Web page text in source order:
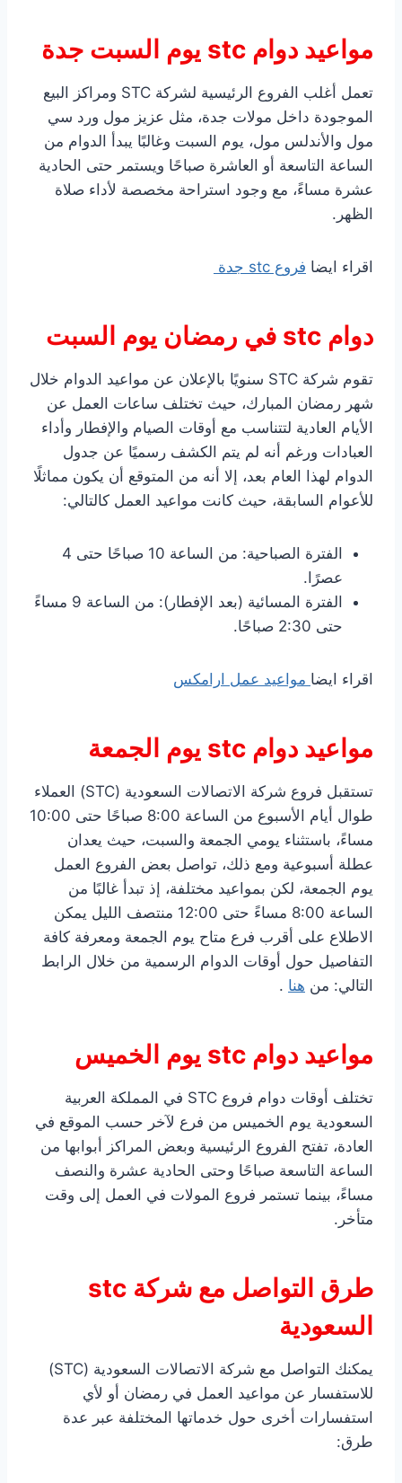
مواعيد دوام stc يوم السبت جدة
تعمل أغلب الفروع الرئيسية لشركة STC ومراكز البيع
الموجودة داخل مولات جدة، مثل عزيز مول ورد سي
مول والأندلس مول، يوم السبت وغالبًا يبدأ الدوام من
الساعة التاسعة أو العاشرة صباحًا ويستمر حتى الحادية
عشرة مساءً، مع وجود استراحة مخصصة لأداء صلاة
الظهر.
اقراء ايضا فروع stc جدة
دوام stc في رمضان يوم السبت
تقوم شركة STC سنويًا بالإعلان عن مواعيد الدوام خلال
شهر رمضان المبارك، حيث تختلف ساعات العمل عن
الأيام العادية لتتناسب مع أوقات الصيام والإفطار وأداء
العبادات ورغم أنه لم يتم الكشف رسميًا عن جدول
الدوام لهذا العام بعد، إلا أنه من المتوقع أن يكون مماثلًا
للأعوام السابقة، حيث كانت مواعيد العمل كالتالي:
الفترة الصباحية: من الساعة 10 صباحًا حتى 4
عصرًا.
الفترة المسائية (بعد الإفطار): من الساعة 9 مساءً
حتى 2:30 صباحًا.
اقراء ايضا مواعيد عمل ارامكس
مواعيد دوام stc يوم الجمعة
تستقبل فروع شركة الاتصالات السعودية (STC) العملاء
طوال أيام الأسبوع من الساعة 8:00 صباحًا حتى 10:00
مساءً، باستثناء يومي الجمعة والسبت، حيث يعدان
عطلة أسبوعية ومع ذلك، تواصل بعض الفروع العمل
يوم الجمعة، لكن بمواعيد مختلفة، إذ تبدأ غالبًا من
الساعة 8:00 مساءً حتى 12:00 منتصف الليل يمكن
الاطلاع على أقرب فرع متاح يوم الجمعة ومعرفة كافة
التفاصيل حول أوقات الدوام الرسمية من خلال الرابط
التالي: من هنا .
مواعيد دوام stc يوم الخميس
تختلف أوقات دوام فروع STC في المملكة العربية
السعودية يوم الخميس من فرع لآخر حسب الموقع في
العادة، تفتح الفروع الرئيسية وبعض المراكز أبوابها من
الساعة التاسعة صباحًا وحتى الحادية عشرة والنصف
مساءً، بينما تستمر فروع المولات في العمل إلى وقت
متأخر.
طرق التواصل مع شركة stc
السعودية
يمكنك التواصل مع شركة الاتصالات السعودية (STC)
للاستفسار عن مواعيد العمل في رمضان أو لأي
استفسارات أخرى حول خدماتها المختلفة عبر عدة
طرق: